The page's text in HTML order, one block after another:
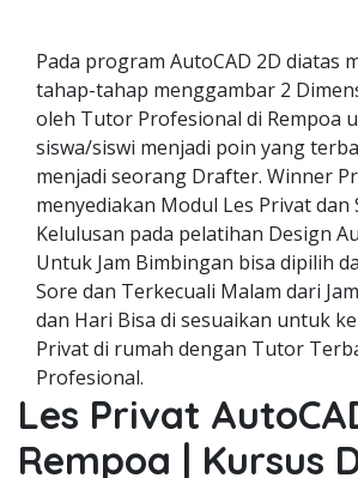
Pada program AutoCAD 2D diatas
tahap-tahap menggambar 2
oleh Tutor Profesional di Rempoa
siswa/siswi menjadi poin yang
menjadi seorang Drafter. Winner
menyediakan Modul Les Privat
Kelulusan pada pelatihan Design
Untuk Jam Bimbingan bisa dipilih
Sore dan Terkecuali Malam dari
dan Hari Bisa di sesuaikan untuk
Privat di rumah dengan Tutor
Profesional.
Les Privat
Rempoa | Kursus